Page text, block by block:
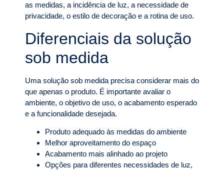
as medidas, a incidência de luz, a necessidade de
privacidade, o estilo de decoração e a rotina de uso.
Diferenciais da solução
sob medida
Uma solução sob medida precisa considerar mais do
que apenas o produto. É importante avaliar o
ambiente, o objetivo de uso, o acabamento esperado
e a funcionalidade desejada.
Produto adequado às medidas do ambiente
Melhor aproveitamento do espaço
Acabamento mais alinhado ao projeto
Opções para diferentes necessidades de luz,